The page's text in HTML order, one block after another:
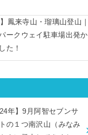
】鳳来寺山・瑠璃山登山｜
ークウェイ駐車場出発か
た！
年】9月阿智セブンサ
の１つ南沢山（みなみ